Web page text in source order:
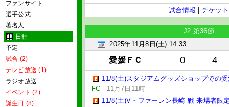
ファンサイト
選手公式
著名人
日程
予定
試合 (2)
テレビ放送 (1)
ラジオ放送
イベント (2)
誕生日 (8)
試合情報 チケット
J2 第36節
2025年11月8日(土) 14:33
愛媛ＦＣ 0 4
11/8(土)スタジアムグッズショップでの
FC - 11月7日11時
11/8(土)V・ファーレン長崎 戦 来場者限